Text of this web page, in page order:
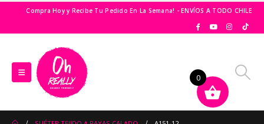
Compra Hoy y Recibe Tu Pedido En La Semana! - ENVÍOS A TODO CHILE
0